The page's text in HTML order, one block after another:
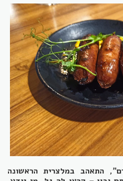
פתח את "300 גרם", התאהב במלצרית הראשונה